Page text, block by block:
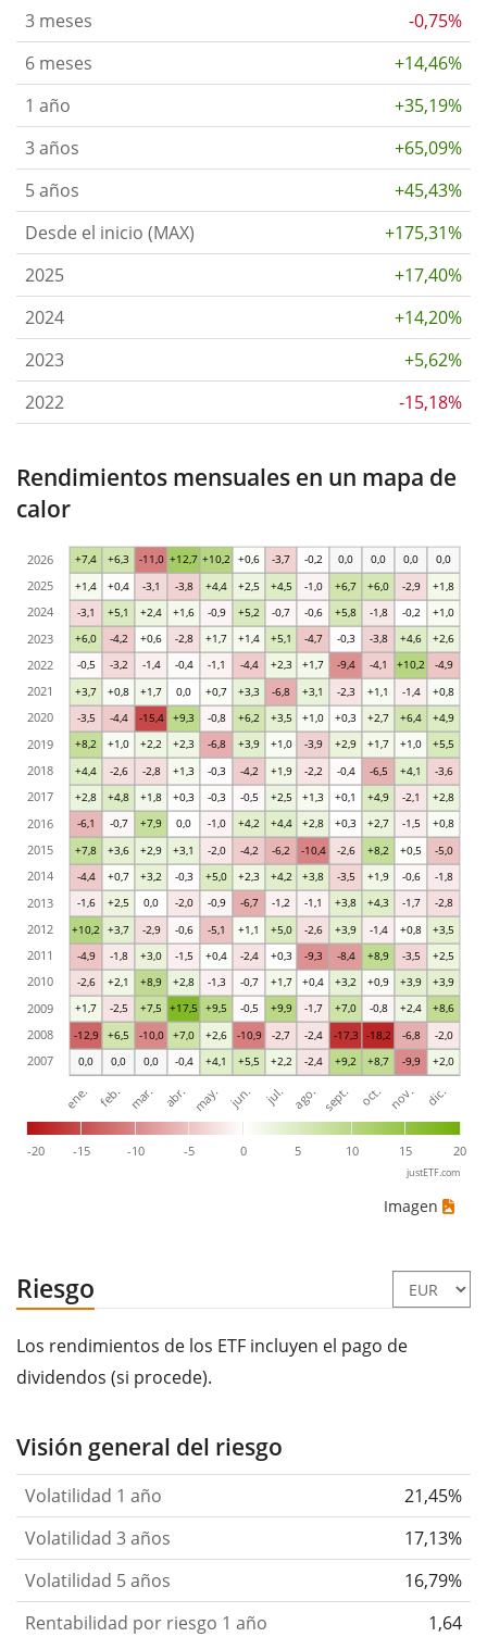
3 meses
-0,75%
6 meses
+14,46%
1 año
+35,19%
3 años
+65,09%
5 años
+45,43%
Desde el inicio (MAX)
+175,31%
2025
+17,40%
2024
+14,20%
2023
+5,62%
2022
-15,18%
Rendimientos mensuales en un mapa de
calor
0,0 0,0 0,0 -0,4 +4,1 +5,5 +2,2 -2,4 +9,2 +8,7 -9,9 +2,0
-12,9 +6,5 -10,0 +7,0 +2,6 -10,9 -2,7 -2,4 -17,3 -18,2 -6,8 -2,0
+1,7 -2,5 +7,5 +17,5 +9,5 -0,5 +9,9 -1,7 +7,0 -0,8 +2,4 +8,6
-2,6 +2,1 +8,9 +2,8 -1,3 -0,7 +1,7 +0,4 +3,2 +0,9 +3,9 +3,9
-4,9 -1,8 +3,0 -1,5 +0,4 -2,4 +0,3 -9,3 -8,4 +8,9 -3,5 +2,5
+10,2 +3,7 -2,9 -0,6 -5,1 +1,1 +5,0 -2,6 +3,9 -1,4 +0,8 +3,5
-1,6 +2,5 0,0 -2,0 -0,9 -6,7 -1,2 -1,1 +3,8 +4,3 -1,7 -2,8
-4,4 +0,7 +3,2 -0,3 +5,0 +2,3 +4,2 +3,8 -3,5 +1,9 -0,6 -1,8
+7,8 +3,6 +2,9 +3,1 -2,0 -4,2 -6,2 -10,4 -2,6 +8,2 +0,5 -5,0
-6,1 -0,7 +7,9 0,0 -1,0 +4,2 +4,4 +2,8 +0,3 +2,7 -1,5 +0,8
+2,8 +4,8 +1,8 +0,3 -0,3 -0,5 +2,5 +1,3 +0,1 +4,9 -2,1 +2,8
+4,4 -2,6 -2,8 +1,3 -0,3 -4,2 +1,9 -2,2 -0,4 -6,5 +4,1 -3,6
+8,2 +1,0 +2,2 +2,3 -6,8 +3,9 +1,0 -3,9 +2,9 +1,7 +1,0 +5,5
-3,5 -4,4 -15,4 +9,3 -0,8 +6,2 +3,5 +1,0 +0,3 +2,7 +6,4 +4,9
+3,7 +0,8 +1,7 0,0 +0,7 +3,3 -6,8 +3,1 -2,3 +1,1 -1,4 +0,8
-0,5 -3,2 -1,4 -0,4 -1,1 -4,4 +2,3 +1,7 -9,4 -4,1 +10,2 -4,9
+6,0 -4,2 +0,6 -2,8 +1,7 +1,4 +5,1 -4,7 -0,3 -3,8 +4,6 +2,6
-3,1 +5,1 +2,4 +1,6 -0,9 +5,2 -0,7 -0,6 +5,8 -1,8 -0,2 +1,0
+1,4 +0,4 -3,1 -3,8 +4,4 +2,5 +4,5 -1,0 +6,7 +6,0 -2,9 +1,8
+7,4 +6,3 -11,0 +12,7 +10,2 +0,6 -3,7 -0,2 0,0 0,0 0,0 0,0
-20 -15 -10 -5 0 5 10 15 20
ene. feb. mar. abr. may. jun. jul. ago. sept. oct. nov. dic.
2007
2008
2009
2010
2011
2012
2013
2014
2015
2016
2017
2018
2019
2020
2021
2022
2023
2024
2025
2026
justETF.com
Imagen
Riesgo
Los rendimientos de los ETF incluyen el pago de
dividendos (si procede).
Visión general del riesgo
Volatilidad 1 año
21,45%
Volatilidad 3 años
17,13%
Volatilidad 5 años
16,79%
Rentabilidad por riesgo 1 año
1,64